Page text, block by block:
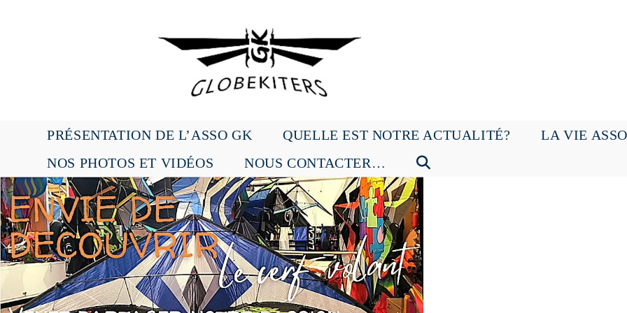
PRÉSENTATION DE L’ASSO GK QUELLE EST NOTRE ACTUALITÉ?
LA VIE
NOS PHOTOS ET VIDÉOS
NOUS CONTACTER… TOGGLE
WEBSITE
SEARCH